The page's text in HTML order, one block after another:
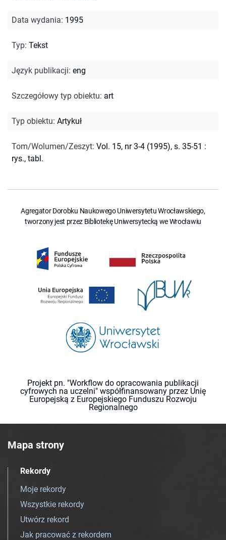
Data wydania: 1995
Typ: Tekst
Język publikacji: eng
Szczegółowy typ obiektu: art
Typ obiektu: Artykuł
Tom/Wolumen/Zeszyt: Vol. 15, nr 3-4 (1995), s. 35-51 :
rys., tabl.
Agregator Dorobku Naukowego Uniwersytetu Wrocławskiego,
tworzony jest przez Bibliotekę Uniwersytecką we Wrocławiu
Projekt pn. "Workflow do opracowania publikacji
cyfrowych na uczelni" współfinansowany przez Unię
Europejską z Europejskiego Funduszu Rozwoju
Regionalnego
Mapa strony
Rekordy
Moje rekordy
Wszystkie rekordy
Utwórz rekord
Jak pracować z rekordem